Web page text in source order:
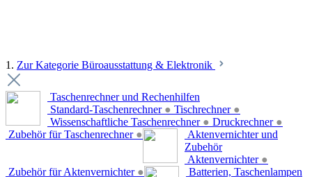
1. Zur Kategorie Büroausstattung & Elektronik
Taschenrechner und Rechenhilfen
Standard-Taschenrechner ● Tischrechner ●
Wissenschaftliche Taschenrechner ● Druckrechner ●
Zubehör für Taschenrechner ●
Aktenvernichter und
Zubehör
Aktenvernichter ●
Zubehör für Aktenvernichter ● Batterien, Taschenlampen